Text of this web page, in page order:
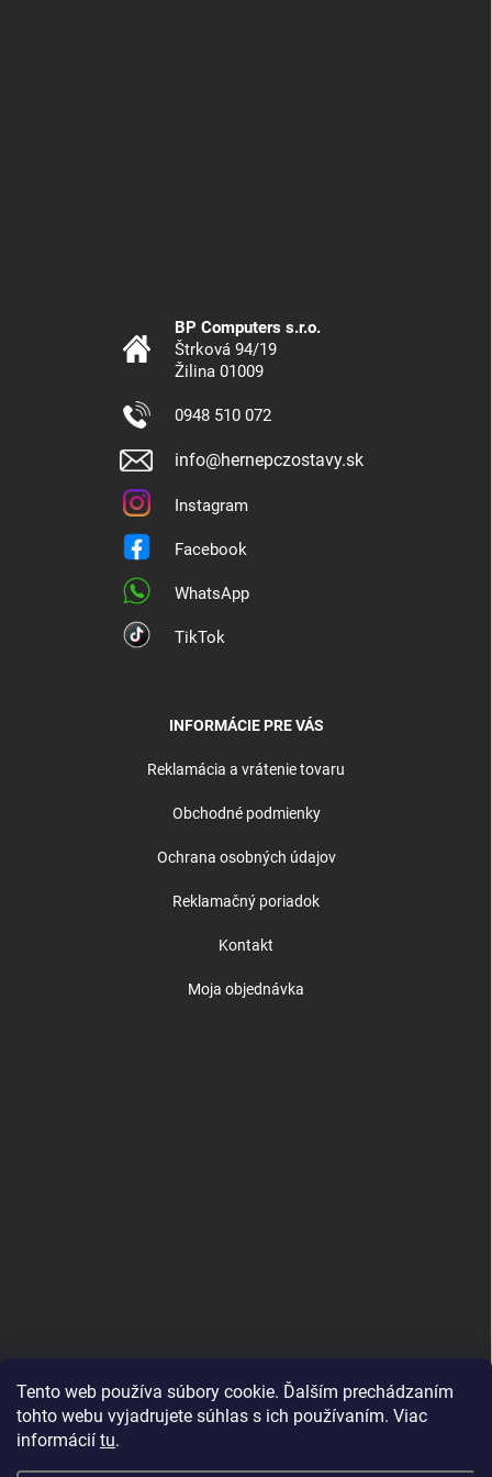
Tento web používa súbory cookie. Ďalším prechádzaním
tohto webu vyjadrujete súhlas s ich používaním. Viac
informácií tu.
BP Computers s.r.o.
Štrková 94/19
Žilina 01009
0948 510 072
info@hernepczostavy.sk
Instagram
Facebook
WhatsApp
TikTok
INFORMÁCIE PRE VÁS
Reklamácia a vrátenie tovaru
Obchodné podmienky
Ochrana osobných údajov
Reklamačný poriadok
Kontakt
Moja objednávka
Good E-shops have logic. SALELOGICS